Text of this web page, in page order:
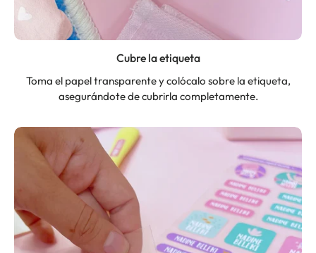
Cubre la etiqueta
Toma el papel transparente y colócalo sobre la etiqueta,
asegurándote de cubrirla completamente.